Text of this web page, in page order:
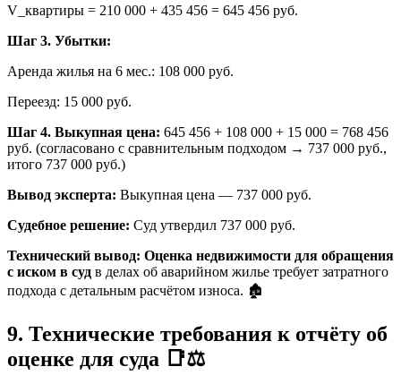
V_квартиры = 210 000 + 435 456 = 645 456 руб.
Шаг 3. Убытки:
Аренда жилья на 6 мес.: 108 000 руб.
Переезд: 15 000 руб.
Шаг 4. Выкупная цена: 645 456 + 108 000 + 15 000 = 768 456
руб. (согласовано с сравнительным подходом → 737 000 руб.,
итого 737 000 руб.)
Вывод эксперта: Выкупная цена — 737 000 руб.
Судебное решение: Суд утвердил 737 000 руб.
Технический вывод: Оценка недвижимости для обращения
с иском в суд в делах об аварийном жилье требует затратного
подхода с детальным расчётом износа. 🏚️
9. Технические требования к отчёту об
оценке для суда 📑⚖️